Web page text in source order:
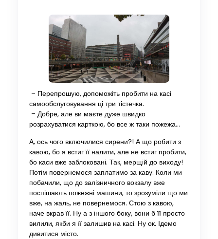
– Перепрошую, допоможіть пробити на касі
самообслуговування ці три тістечка.
– Добре, але ви маєте дуже швидко
розрахуватися карткою, бо все ж таки пожежа…
А, ось чого включилися сирени?! А що робити з
кавою, бо я встиг її налити, але не встиг пробити,
бо каси вже заблоковані. Так, мерщій до виходу!
Потім повернемося заплатимо за каву. Коли ми
побачили, що до залізничного вокзалу вже
поспішають пожежні машини, то зрозуміли що ми
вже, на жаль, не повернемося. Стою з кавою,
наче вкрав її. Ну а з іншого боку, вони б її просто
вилили, якби я її залишив на касі. Ну ок. Ідемо
дивитися місто.